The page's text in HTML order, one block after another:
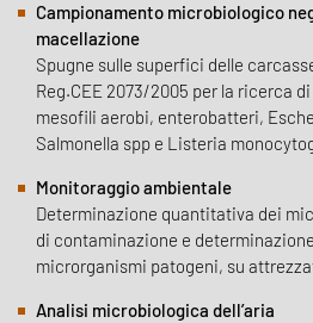
Campionamento microbiologico
macellazione
Spugne sulle superfici delle
Reg.CEE 2073/2005 per la ricerca
mesofili aerobi, enterobatteri,
Salmonella spp e Listeria
Monitoraggio ambientale
Determinazione quantitativa dei
di contaminazione e
microrganismi patogeni, su
Analisi microbiologica dell’aria